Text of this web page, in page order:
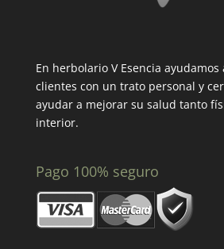
En herbolario V Esencia ayudamos
clientes con un trato personal y
ayudar a mejorar su salud tanto
interior.
Pago 100% seguro